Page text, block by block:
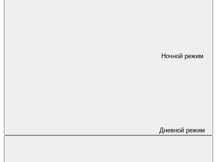
Ночной режим
Дневной режим